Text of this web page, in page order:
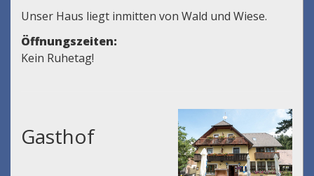
Unser Haus liegt inmitten von Wald und Wiese.
Öffnungszeiten:
Kein Ruhetag!
Gasthof